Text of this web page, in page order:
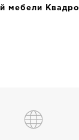
мебели Квадро